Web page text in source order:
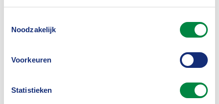
Noodzakelijk
Voorkeuren
Statistieken
. Ook helpen de
nieuwe regels om de ‘groene prestaties’ van
financiële producten te beoordelen. Dit verbetert de
Betere bescherming van beleggers